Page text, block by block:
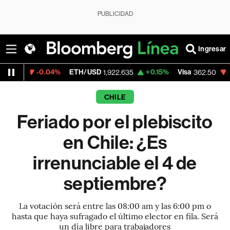
PUBLICIDAD
Ingresar
ETH/USD 1,922.635 +0.15% Visa 362.50 -2.15%
CHILE
Feriado por el plebiscito
en Chile: ¿Es
irrenunciable el 4 de
septiembre?
La votación será entre las 08:00 am y las 6:00 pm o
hasta que haya sufragado el último elector en fila. Será
un día libre para trabajadores